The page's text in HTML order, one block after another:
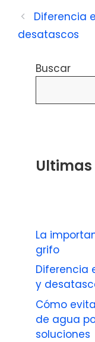
Diferencia
desatascos
Buscar
La
grifo
Diferencia
y
Cómo
de agua
soluciones